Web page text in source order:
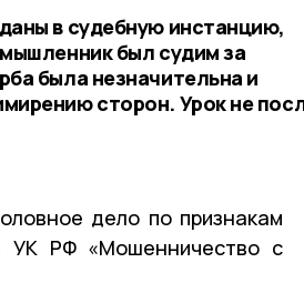
в судебную инстанцию,
был судим за
была незначительна и
сторон. Урок не
дело по признакам
УК РФ «Мошенничество с